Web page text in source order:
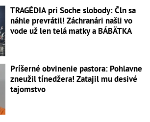
TRAGÉDIA pri Soche slobody: Čln sa
náhle prevrátil! Záchranári našli vo
vode už len telá matky a BÁBÄTKA
Príšerné obvinenie pastora: Pohlavne
zneužil tínedžera! Zatajil mu desivé
tajomstvo